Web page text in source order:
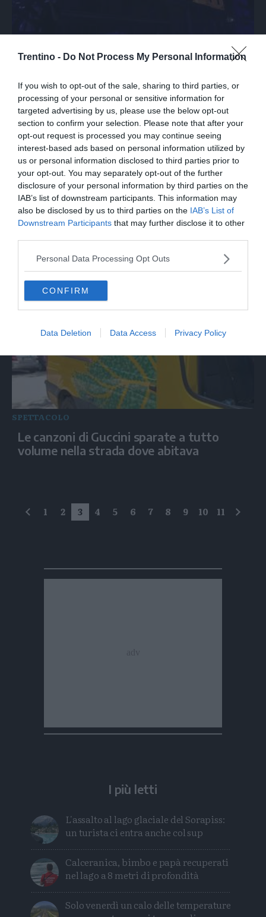
Trentino - Do Not Process My Personal Information
If you wish to opt-out of the sale, sharing to third parties, or
processing of your personal or sensitive information for
targeted advertising by us, please use the below opt-out
section to confirm your selection. Please note that after your
opt-out request is processed you may continue seeing
interest-based ads based on personal information utilized by
us or personal information disclosed to third parties prior to
your opt-out. You may separately opt-out of the further
disclosure of your personal information by third parties on the
IAB’s list of downstream participants. This information may
also be disclosed by us to third parties on the IAB’s List of
Downstream Participants that may further disclose it to other
Personal Data Processing Opt Outs
CONFIRM
Data Deletion Data Access Privacy Policy
Al via il Locarno Film Festival, premiata
naturale vicino Belgrado
SPETTACOLO
Le canzoni di Guccini sparate a tutto
volume nella strada dove abitava
precedente
1 2 3 4 5 6 7 8 9 10 11
I più letti
L'assalto al lago glaciale del Sorapiss:
un turista ci entra anche col sup
Calceranica, bimbo e papà recuperati
nel lago a 8 metri di profondità
Solo venerdì un calo delle temperature